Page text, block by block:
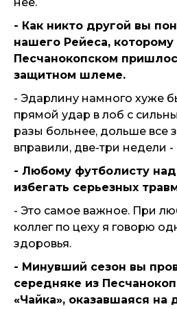
- Как никто другой вы
нашего Рейеса,
Песчанокопском
защитном шлеме.
- Эдарлину намного хуже
прямой удар в лоб с
разы больнее, дольше все
вправили, две-три недели -
- Любому футболисту
избегать серьезных
- Это самое важное. При
коллег по цеху я говорю
здоровья.
- Минувший сезон вы
середняке из
«Чайка», оказавшаяся на